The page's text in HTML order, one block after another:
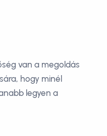
van a megoldás
hogy minél
legyen a